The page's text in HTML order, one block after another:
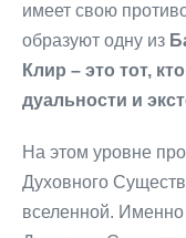
имеет свою
образуют одну из
Клир – это тот,
дуальности и
На этом уровне
Духовного
вселенной.